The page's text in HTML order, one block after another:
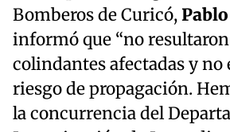
Bomberos de Curicó,
informó que “no
colindantes afectadas y no
riesgo de propagación.
la concurrencia del